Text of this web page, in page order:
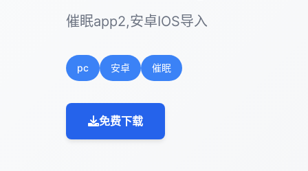
催眠app2,安卓IOS导入
pc 安卓 催眠
免费下载